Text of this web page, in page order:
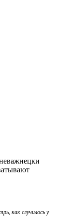
как случилось у